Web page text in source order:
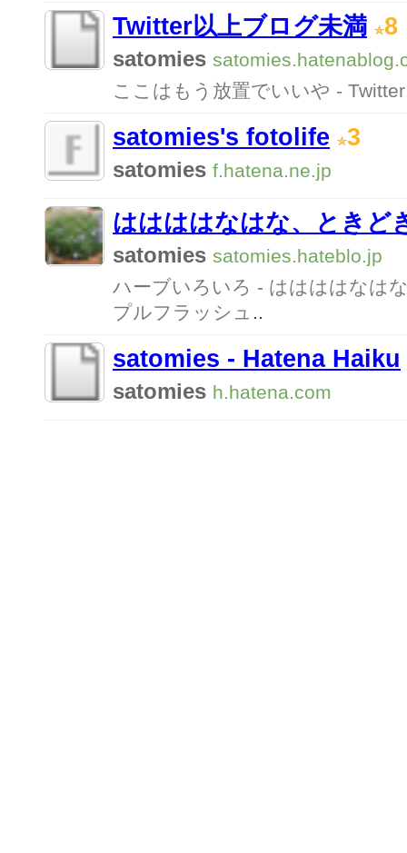
Twitter以上ブログ未満 8
satomies
ここはもう放置でいいや -
satomies's fotolife 3
satomies f.hatena.ne.jp
ははははなはな、ときど
satomies satomies.hateblo.jp
ハーブいろいろ - ははははなは
プルフラッシュ ..
satomies - Hatena Haiku
satomies h.hatena.com